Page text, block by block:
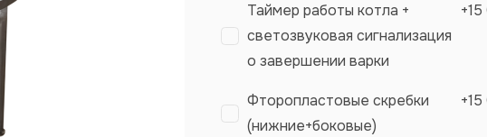
Таймер работы котла +
светозвуковая сигнализация
о завершении варки
+
Фторопластовые скребки
(нижние+боковые)
+